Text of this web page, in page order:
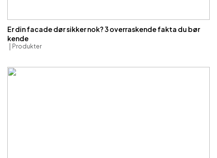
Er din facade dør sikker nok? 3 overraskende fakta du bør
kende
Produkter